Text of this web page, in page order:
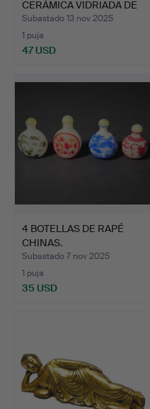
CERÁMICA VIDRIADA DE
SH…
Subastado 13 nov 2025
1 puja
47 USD
4 BOTELLAS DE RAPÉ
CHINAS.
Subastado 7 nov 2025
1 puja
35 USD